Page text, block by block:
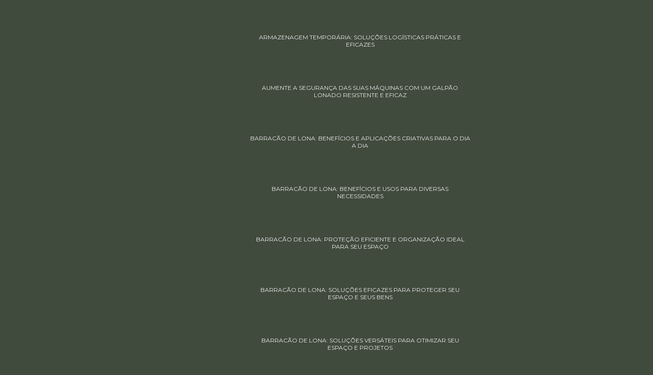
ARMAZENAGEM TEMPORÁRIA: SOLUÇÕES LOGÍSTICAS PRÁTICAS E
EFICAZES
AUMENTE A SEGURANÇA DAS SUAS MÁQUINAS COM UM GALPÃO
LONADO RESISTENTE E EFICAZ
BARRACÃO DE LONA: BENEFÍCIOS E APLICAÇÕES CRIATIVAS PARA O DIA
A DIA
BARRACÃO DE LONA: BENEFÍCIOS E USOS PARA DIVERSAS
NECESSIDADES
BARRACÃO DE LONA: PROTEÇÃO EFICIENTE E ORGANIZAÇÃO IDEAL
PARA SEU ESPAÇO
BARRACÃO DE LONA: SOLUÇÕES EFICAZES PARA PROTEGER SEU
ESPAÇO E SEUS BENS
BARRACÃO DE LONA: SOLUÇÕES VERSÁTEIS PARA OTIMIZAR SEU
ESPAÇO E PROJETOS